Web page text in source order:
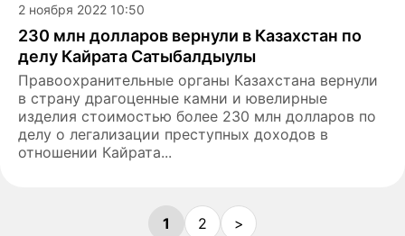
2 ноября 2022 10:50
230 млн долларов вернули в Казахстан по
делу Кайрата Сатыбалдыулы
Правоохранительные органы Казахстана вернули
в страну драгоценные камни и ювелирные
изделия стоимостью более 230 млн долларов по
делу о легализации преступных доходов в
отношении Кайрата...
1 2 >